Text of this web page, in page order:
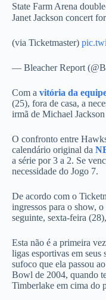
State Farm Arena
Janet Jackson concert
(via Ticketmaster)
— Bleacher Report
Com a vitória da
(25), fora de casa, a
irmã de Michael
O confronto entre
calendário original da
a série por 3 a 2. Se
necessidade do Jogo 7.
De acordo com o
ingressos para o show,
seguinte, sexta-feira
Esta não é a primeira
ligas esportivas em seus
sufoco que ela passou
Bowl de 2004, quando
Timberlake em cima do